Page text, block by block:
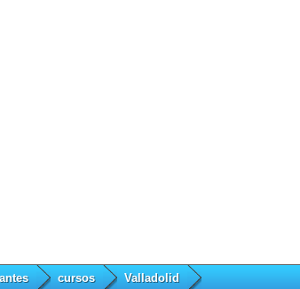
cursos Valladolid